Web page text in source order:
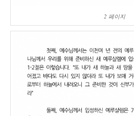
2 페이지